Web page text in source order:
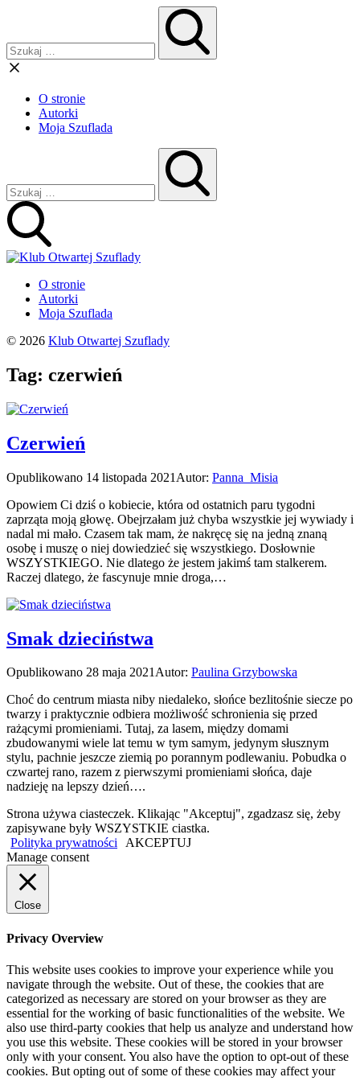
O stronie
Autorki
Moja Szuflada
O stronie
Autorki
Moja Szuflada
© 2026 Klub Otwartej Szuflady
Tag: czerwień
Czerwień
Opublikowano 14 listopada 2021 Autor: Panna_Misia
Opowiem Ci dziś o kobiecie, która od ostatnich paru tygodni
zaprząta moją głowę. Obejrzałam już chyba wszystkie jej wywiady i
nadal mi mało. Czasem tak mam, że nakręcę się na jedną znaną
osobę i muszę o niej dowiedzieć się wszystkiego. Dosłownie
WSZYSTKIEGO. Nie dlatego że jestem jakimś tam stalkerem.
Raczej dlatego, że fascynuje mnie droga,…
Smak dzieciństwa
Opublikowano 28 maja 2021Autor: Paulina Grzybowska
Choć do centrum miasta niby niedaleko, słońce bezlitośnie siecze po
twarzy i praktycznie odbiera możliwość schronienia się przed
rażącymi promieniami. Tutaj, za lasem, między domami
zbudowanymi wiele lat temu w tym samym, jedynym słusznym
stylu, pachnie jeszcze ziemią po porannym podlewaniu. Pobudka o
czwartej rano, razem z pierwszymi promieniami słońca, daje
nadzieję na lepszy dzień….
Strona używa ciasteczek. Klikając "Akceptuj", zgadzasz się, żeby
zapisywane były WSZYSTKIE ciastka.
Polityka prywatności AKCEPTUJ
Manage consent
Close
Privacy Overview
This website uses cookies to improve your experience while you
navigate through the website. Out of these, the cookies that are
categorized as necessary are stored on your browser as they are
essential for the working of basic functionalities of the website. We
also use third-party cookies that help us analyze and understand how
you use this website. These cookies will be stored in your browser
only with your consent. You also have the option to opt-out of these
cookies. But opting out of some of these cookies may affect your